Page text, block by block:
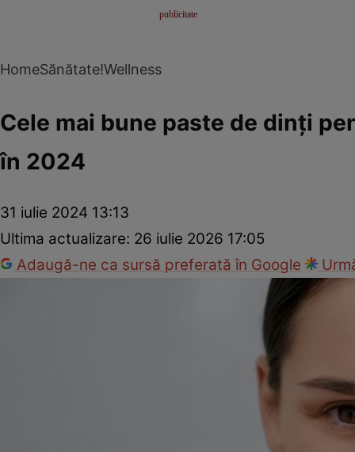
HomeSănătate!Wellness
Cele mai bune paste de dinți
în 2024
31 iulie 2024 13:13
Ultima actualizare: 26 iulie 2026 17:05
Adaugă-ne ca sursă preferată în Google